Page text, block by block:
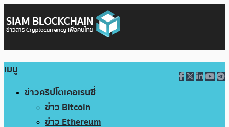
เมนู
ข่าวคริปโตเคอเรนซี่
ข่าว Bitcoin
ข่าว Ethereum